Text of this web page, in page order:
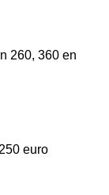
260, 360 en
euro